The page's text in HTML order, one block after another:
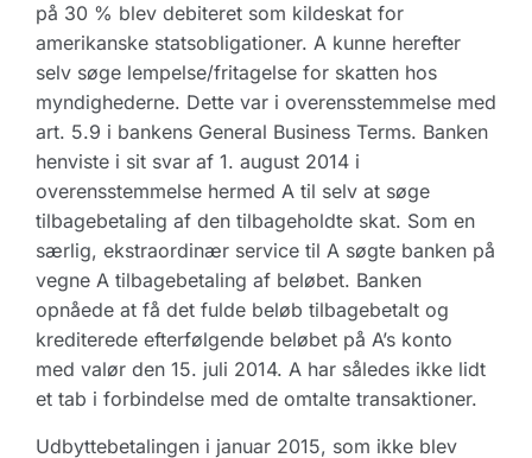
på 30 % blev debiteret som kildeskat for
amerikanske statsobligationer. A kunne herefter
selv søge lempelse/fritagelse for skatten hos
myndighederne. Dette var i overensstemmelse med
art. 5.9 i bankens General Business Terms. Banken
henviste i sit svar af 1. august 2014 i
overensstemmelse hermed A til selv at søge
tilbagebetaling af den tilbageholdte skat. Som en
særlig, ekstraordinær service til A søgte banken på
vegne A tilbagebetaling af beløbet. Banken
opnåede at få det fulde beløb tilbagebetalt og
krediterede efterfølgende beløbet på A’s konto
med valør den 15. juli 2014. A har således ikke lidt
et tab i forbindelse med de omtalte transaktioner.
Udbyttebetalingen i januar 2015, som ikke blev